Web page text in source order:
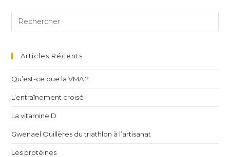
Articles Récents
Qu’est-ce que la VMA ?
L’entraînement croisé
La vitamine D
Gwenaël Ouillères du triathlon à l’artisanat
Les protéines